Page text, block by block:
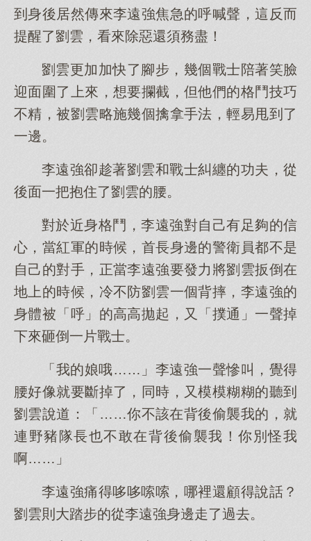
到身後居然傳來李遠強焦急的呼喊聲，這反而
提醒了劉雲，看來除惡還須務盡！
劉雲更加加快了腳步，幾個戰士陪著笑臉
迎面圍了上來，想要攔截，但他們的格鬥技巧
不精，被劉雲略施幾個擒拿手法，輕易甩到了
一邊。
李遠強卻趁著劉雲和戰士糾纏的功夫，從
後面一把抱住了劉雲的腰。
對於近身格鬥，李遠強對自己有足夠的信
心，當紅軍的時候，首長身邊的警衛員都不是
自己的對手，正當李遠強要發力將劉雲扳倒在
地上的時候，冷不防劉雲一個背摔，李遠強的
身體被「呼」的高高拋起，又「撲通」一聲掉
下來砸倒一片戰士。
「我的娘哦……」李遠強一聲慘叫，覺得
腰好像就要斷掉了，同時，又模模糊糊的聽到
劉雲說道：「……你不該在背後偷襲我的，就
連野豬隊長也不敢在背後偷襲我！你別怪我
啊……」
李遠強痛得哆哆嗦嗦，哪裡還顧得說話？
劉雲則大踏步的從李遠強身邊走了過去。